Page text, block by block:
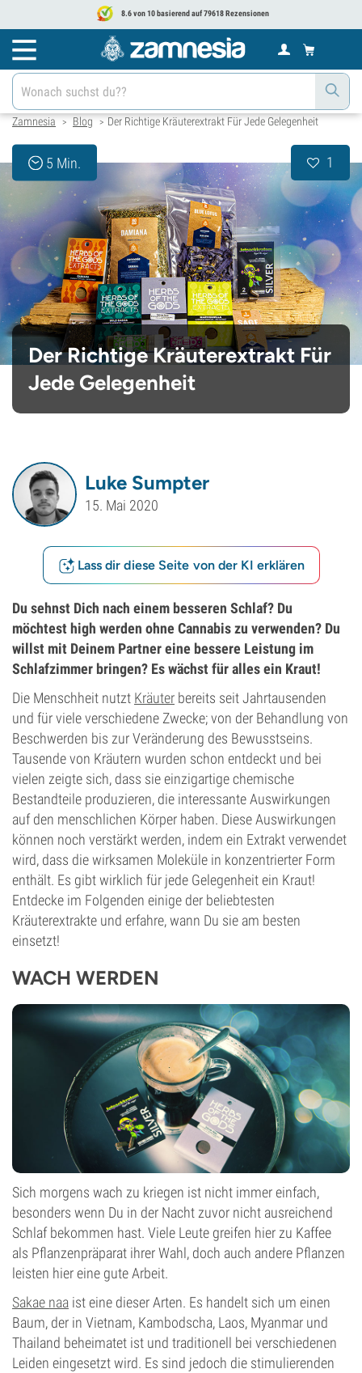
8.6 von 10 basierend auf 79618 Rezensionen
Zamnesia > Blog > Der Richtige Kräuterextrakt Für Jede Gelegenheit
5 Min. 1
Der Richtige Kräuterextrakt Für
Jede Gelegenheit
Luke Sumpter
15. Mai 2020
Lass dir diese Seite von der KI erklären
Du sehnst Dich nach einem besseren Schlaf? Du
möchtest high werden ohne Cannabis zu verwenden? Du
willst mit Deinem Partner eine bessere Leistung im
Schlafzimmer bringen? Es wächst für alles ein Kraut!
Die Menschheit nutzt Kräuter bereits seit Jahrtausenden
und für viele verschiedene Zwecke; von der Behandlung von
Beschwerden bis zur Veränderung des Bewusstseins.
Tausende von Kräutern wurden schon entdeckt und bei
vielen zeigte sich, dass sie einzigartige chemische
Bestandteile produzieren, die interessante Auswirkungen
auf den menschlichen Körper haben. Diese Auswirkungen
können noch verstärkt werden, indem ein Extrakt verwendet
wird, dass die wirksamen Moleküle in konzentrierter Form
enthält. Es gibt wirklich für jede Gelegenheit ein Kraut!
Entdecke im Folgenden einige der beliebtesten
Kräuterextrakte und erfahre, wann Du sie am besten
einsetzt!
WACH WERDEN
Sich morgens wach zu kriegen ist nicht immer einfach,
besonders wenn Du in der Nacht zuvor nicht ausreichend
Schlaf bekommen hast. Viele Leute greifen hier zu Kaffee
als Pflanzenpräparat ihrer Wahl, doch auch andere Pflanzen
leisten hier eine gute Arbeit.
Sakae naa ist eine dieser Arten. Es handelt sich um einen
Baum, der in Vietnam, Kambodscha, Laos, Myanmar und
Thailand beheimatet ist und traditionell bei verschiedenen
Leiden eingesetzt wird. Es sind jedoch die stimulierenden